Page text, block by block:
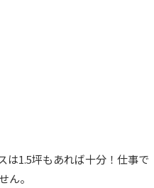
は1.5坪もあれば十分！仕事で
ん。